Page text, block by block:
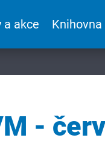
akce Knihovna
-